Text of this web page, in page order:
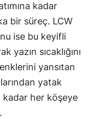
kadar
bir süreç. LCW
ise bu keyifli
yazın sıcaklığını
yansıtan
yatak
kadar her köşeye